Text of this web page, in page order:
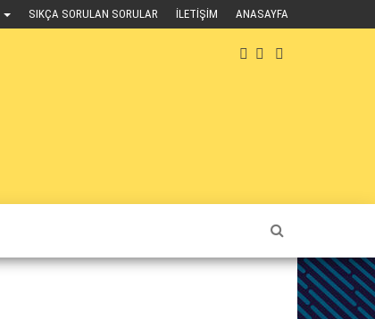
SIKÇA SORULAN SORULAR İLETIŞIM ANASAYFA